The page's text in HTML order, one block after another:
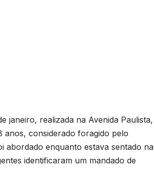
janeiro, realizada na Avenida Paulista,
anos, considerado foragido pelo
abordado enquanto estava sentado na
identificaram um mandado de